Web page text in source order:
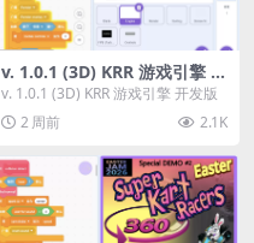
v. 1.0.1 (3D) KRR 游戏引擎 开
发版
v. 1.0.1 (3D) KRR 游戏引擎 开发版
2 周前
2.1K